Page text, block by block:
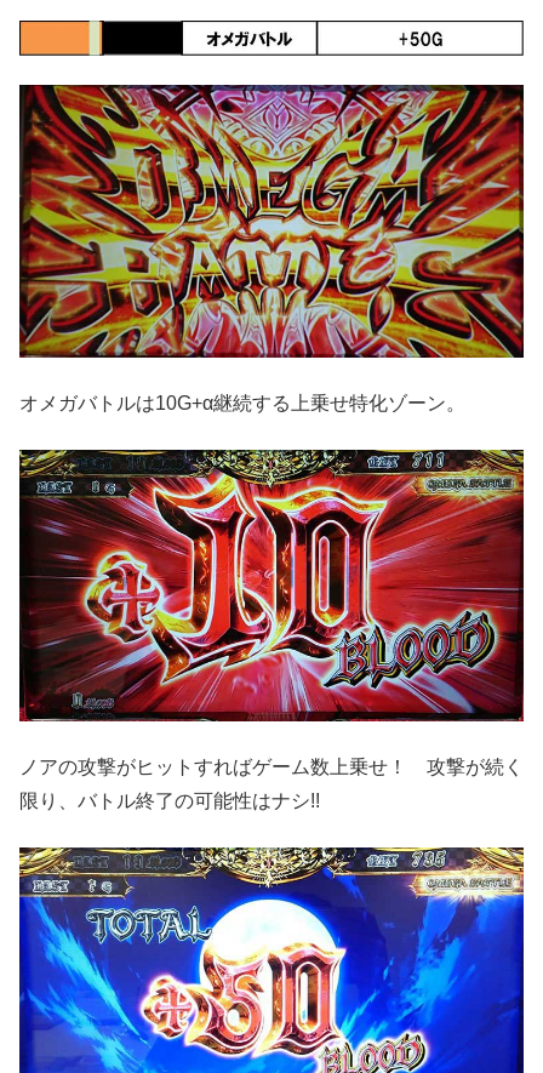
オメガバトルは10G+α継続する上乗せ特化ゾーン。
ノアの攻撃がヒットすればゲーム数上乗せ！ 攻撃が続く
限り、バトル終了の可能性はナシ!!